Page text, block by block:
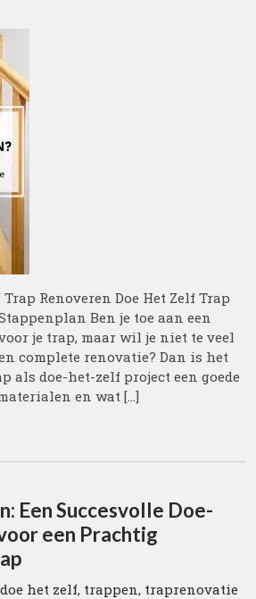
Renoveren Doe Het Zelf Trap
Ben je toe aan een
je trap, maar wil je niet te veel
complete renovatie? Dan is het
als doe-het-zelf project een goede
en wat […]
Een Succesvolle Doe-
een Prachtig
doe het zelf, trappen, traprenovatie